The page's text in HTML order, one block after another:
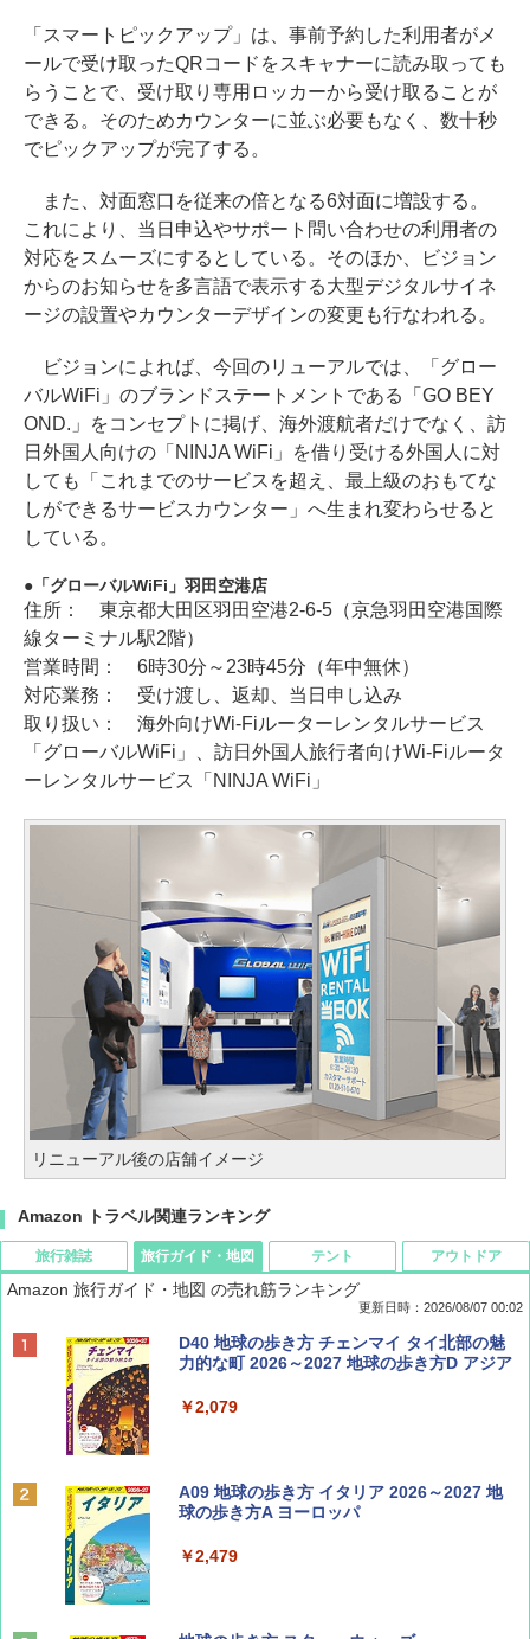
「スマートピックアップ」は、事前予約した利用者がメ
ールで受け取ったQRコードをスキャナーに読み取っても
らうことで、受け取り専用ロッカーから受け取ることが
できる。そのためカウンターに並ぶ必要もなく、数十秒
でピックアップが完了する。
また、対面窓口を従来の倍となる6対面に増設する。
これにより、当日申込やサポート問い合わせの利用者の
対応をスムーズにするとしている。そのほか、ビジョン
からのお知らせを多言語で表示する大型デジタルサイネ
ージの設置やカウンターデザインの変更も行なわれる。
ビジョンによれば、今回のリューアルでは、「グロー
バルWiFi」のブランドステートメントである「GO BEY
OND.」をコンセプトに掲げ、海外渡航者だけでなく、訪
日外国人向けの「NINJA WiFi」を借り受ける外国人に対
しても「これまでのサービスを超え、最上級のおもてな
しができるサービスカウンター」へ生まれ変わらせると
している。
「グローバルWiFi」羽田空港店
住所： 東京都大田区羽田空港2-6-5（京急羽田空港国際
線ターミナル駅2階）
営業時間： 6時30分～23時45分（年中無休）
対応業務： 受け渡し、返却、当日申し込み
取り扱い： 海外向けWi-Fiルーターレンタルサービス
「グローバルWiFi」、訪日外国人旅行者向けWi-Fiルータ
ーレンタルサービス「NINJA WiFi」
リニューアル後の店舗イメージ
Amazon トラベル関連ランキング
旅行雑誌
ディズニーファン ２０２６年 ９月号 [雑
誌] (ＤＩＳＮＥＹ ＦＡＮ)
￥713
BE-PAL(ビ-パル) 2026年 9 月号【特別付録:
SOTO ミニマル"旅"財布 ランダム2種】
￥1,500
旅行ガイド・地図
Amazon 旅行ガイド・地図 の売れ筋ランキング
更新日時：2026/08/07 00:02
D40 地球の歩き方 チェンマイ タイ北部の魅
力的な町 2026～2027 地球の歩き方D アジア
￥2,079
A09 地球の歩き方 イタリア 2026～2027 地
球の歩き方A ヨーロッパ
￥2,479
テント アウトドア